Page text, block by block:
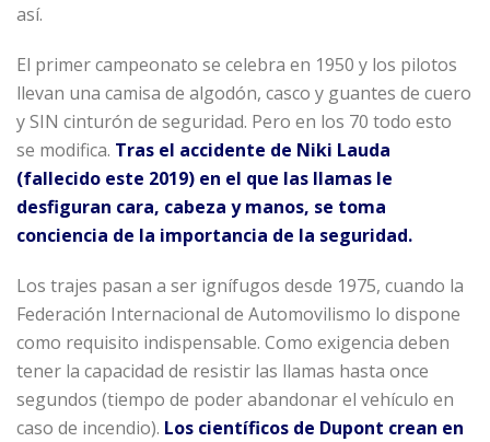
así.
El primer campeonato se celebra en 1950 y los pilotos
llevan una camisa de algodón, casco y guantes de cuero
y SIN cinturón de seguridad. Pero en los 70 todo esto
se modifica. Tras el accidente de Niki Lauda
(fallecido este 2019) en el que las llamas le
desfiguran cara, cabeza y manos, se toma
conciencia de la importancia de la seguridad.
Los trajes pasan a ser ignífugos desde 1975, cuando la
Federación Internacional de Automovilismo lo dispone
como requisito indispensable. Como exigencia deben
tener la capacidad de resistir las llamas hasta once
segundos (tiempo de poder abandonar el vehículo en
caso de incendio). Los científicos de Dupont crean en